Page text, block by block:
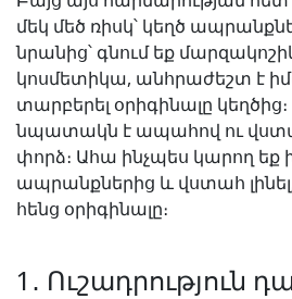
մեկ մեծ ռիսկ՝ կեղծ
նրանից՝ գնում եք
կոսմետիկա, անհրաժեշտ է
տարբերել օրիգինալը կեղծից։
նպատակն է ապահով ու
փորձ։ Ահա ինչպես կարող եք
ապրանքներից և վստահ
հենց օրիգինալը։
1․ Ուշադրություն